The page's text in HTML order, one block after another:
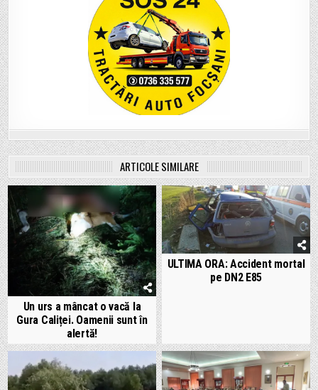
ARTICOLE SIMILARE
Un urs a mâncat o vacă la
Gura Caliței. Oamenii sunt în
alertă!
ULTIMA ORA: Accident mortal
pe DN2 E85